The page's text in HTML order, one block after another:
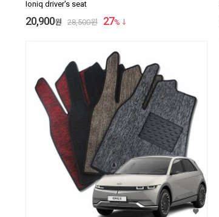
Ioniq driver's seat
20,900원 28,500원 27%